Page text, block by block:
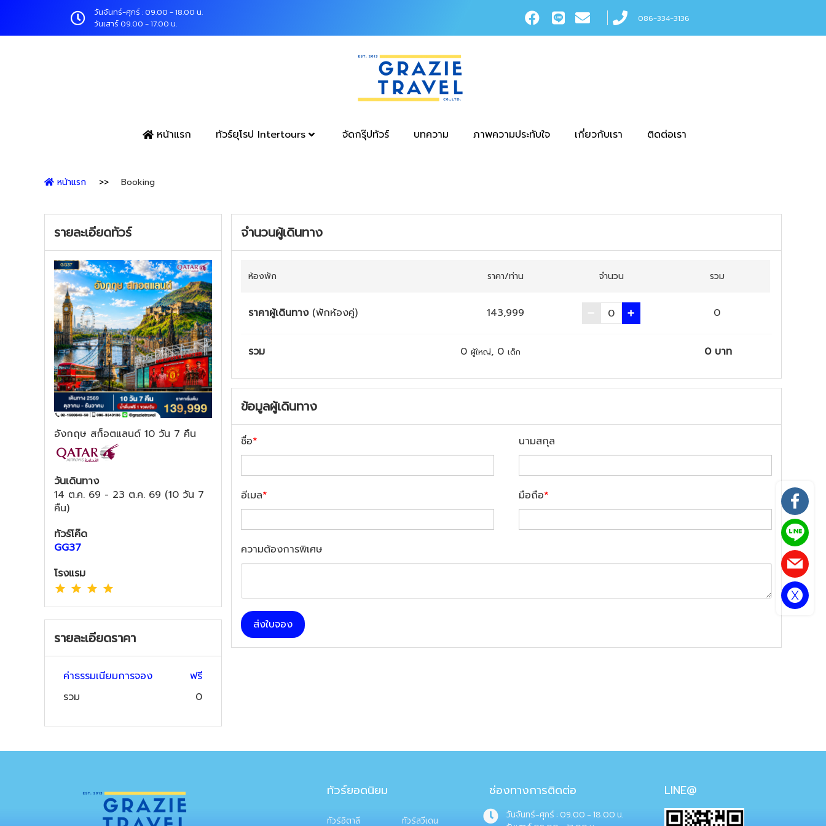
วันจันทร์-ศุกร์ : 09.00 - 18.00 น.
วันเสาร์ 09.00 - 17.00 น.
086-334-3136
หน้าแรก ทัวร์ยุโรป Intertours จัดกรุ๊ปทัวร์ บทความ ภาพความประทับใจ เกี่ยวกับเรา ติดต่อเรา
หน้าแรก Booking
รายละเอียดทัวร์
อังกฤษ สก็อตแลนด์ 10 วัน 7 คืน
วันเดินทาง
14 ต.ค. 69 - 23 ต.ค. 69 (10 วัน 7
คืน)
ทัวร์โค๊ด
GG37
โรงแรม
รายละเอียดราคา
ค่าธรรมเนียมการจอง
ฟรี
รวม
0
จำนวนผู้เดินทาง
ห้องพัก ราคา/ท่าน จำนวน รวม
ราคาผู้เดินทาง (พักห้องคู่) 143,999 0
รวม 0 ผู้ใหญ่, 0 เด็ก 0 บาท
ข้อมูลผู้เดินทาง
ชื่อ* นามสกุล
อีเมล* มือถือ*
ความต้องการพิเศษ
ส่งใบจอง
ทัวร์ยอดนิยม
ทัวร์อิตาลี ทัวร์สวีเดน
ช่องทางการติดต่อ
วันจันทร์-ศุกร์ : 09.00 - 18.00 น.
LINE@